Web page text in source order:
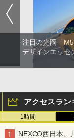
注目の光岡「
デザインエッセ
アクセスラン
1時間
NEXCO西日本、